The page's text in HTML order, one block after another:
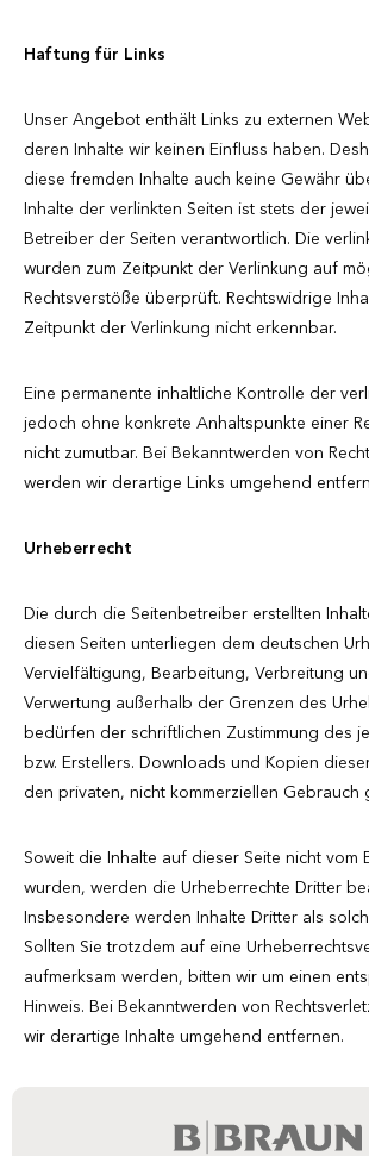
Haftung für Links
Unser Angebot enthält Links zu externen
deren Inhalte wir keinen Einfluss haben.
diese fremden Inhalte auch keine Gewähr
Inhalte der verlinkten Seiten ist stets der
Betreiber der Seiten verantwortlich. Die
wurden zum Zeitpunkt der Verlinkung auf
Rechtsverstöße überprüft. Rechtswidrige
Zeitpunkt der Verlinkung nicht erkennbar.
Eine permanente inhaltliche Kontrolle der
jedoch ohne konkrete Anhaltspunkte einer
nicht zumutbar. Bei Bekanntwerden von
werden wir derartige Links umgehend
Urheberrecht
Die durch die Seitenbetreiber erstellten
diesen Seiten unterliegen dem deutschen
Vervielfältigung, Bearbeitung, Verbreitung
Verwertung außerhalb der Grenzen des
bedürfen der schriftlichen Zustimmung des
bzw. Erstellers. Downloads und Kopien
den privaten, nicht kommerziellen Gebrauch
Soweit die Inhalte auf dieser Seite nicht vom
wurden, werden die Urheberrechte Dritter
Insbesondere werden Inhalte Dritter als
Sollten Sie trotzdem auf eine
aufmerksam werden, bitten wir um einen
Hinweis. Bei Bekanntwerden von
wir derartige Inhalte umgehend entfernen.